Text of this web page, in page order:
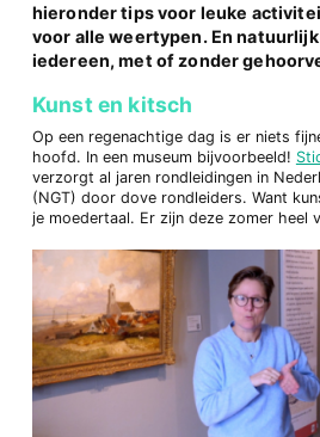
hieronder tips voor leuke
voor alle weertypen. En
iedereen, met of zonder
Kunst en kitsch
Op een regenachtige dag is er niets
hoofd. In een museum bijvoorbeeld!
verzorgt al jaren rondleidingen in
(NGT) door dove rondleiders. Want
je moedertaal. Er zijn deze zomer heel